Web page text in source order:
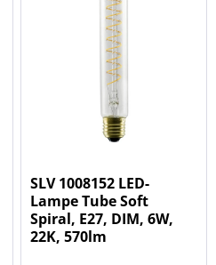
SLV 1008152 LED-
Lampe Tube Soft
Spiral, E27, DIM, 6W,
22K, 570lm